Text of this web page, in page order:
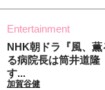
Entertainment
NHK朝ドラ『風、
る病院長は筒井道隆
す...
加賀谷健